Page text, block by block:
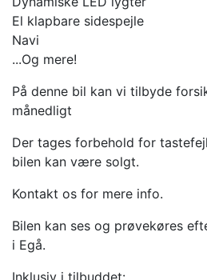
El klapbare sidespejle
Navi
...Og mere!
På denne bil kan vi tilbyde
månedligt
Der tages forbehold for
bilen kan være solgt.
Kontakt os for mere info.
Bilen kan ses og prøvekøres
i Egå.
Inklusiv i tilbuddet: